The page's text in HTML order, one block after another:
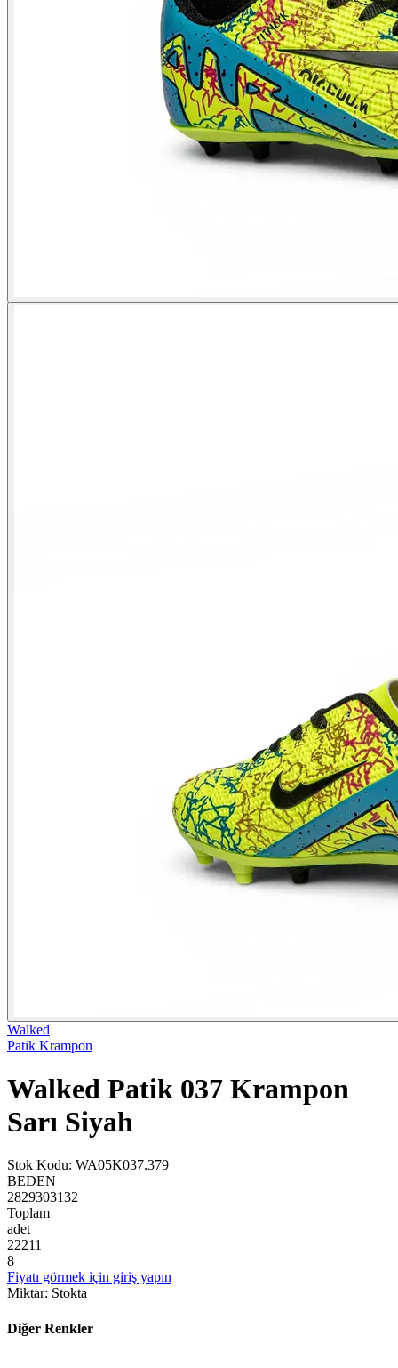
Walked
Patik Krampon
Walked Patik 037 Krampon
Sarı Siyah
Stok Kodu: WA05K037.379
BEDEN
2829303132
Toplam
adet
22211
8
Fiyatı görmek için giriş yapın
Miktar: Stokta
Diğer Renkler